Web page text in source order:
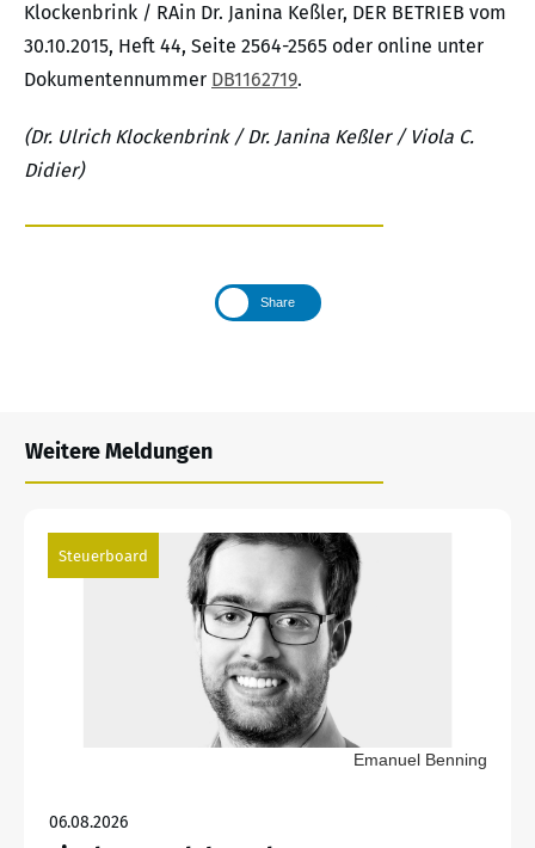
Klockenbrink / RAin Dr. Janina Keßler, DER BETRIEB vom
30.10.2015, Heft 44, Seite 2564-2565 oder online unter
Dokumentennummer DB1162719.
(Dr. Ulrich Klockenbrink / Dr. Janina Keßler / Viola C.
Didier)
Share
Weitere Meldungen
Steuerboard
Emanuel Benning
06.08.2026